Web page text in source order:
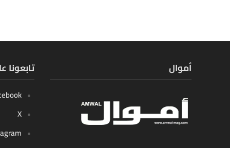
تابعونا
X
أموال